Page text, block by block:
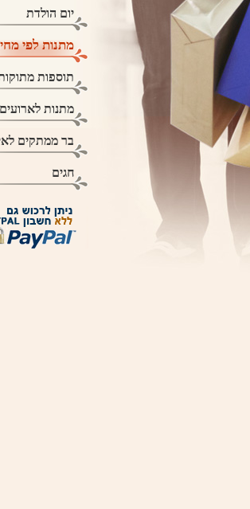
יום הולדת
מתנות לפי
תוספות
מתנות לארועים
בר ממתקים
חגים